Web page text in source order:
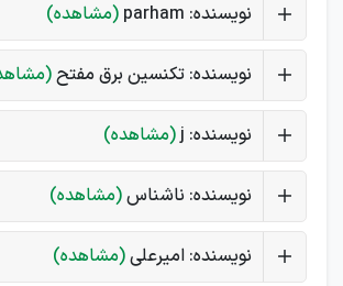
نویسنده: parham (مشاهده)
نویسنده: تکنسین برق مفتح
نویسنده: j (مشاهده)
نویسنده: ناشناس(مشاهده)
نویسنده: امیرعلی(مشاهده)